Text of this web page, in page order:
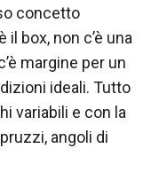
concetto
box, non c’è una
margine per un
ideali. Tutto
variabili e con la
angoli di